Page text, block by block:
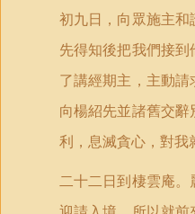
初九日，向眾施主
先得知後把我們接
了講經期主，主動
向楊紹先並諸舊交
利，息滅貪心，對我
二十二日到棲雲庵